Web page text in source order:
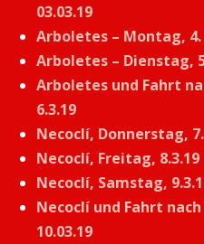
03.03.19
Arboletes – Montag, 4.
Arboletes – Dienstag,
Arboletes und Fahrt
6.3.19
Necoclí, Donnerstag,
Necoclí, Freitag, 8.3.19
Necoclí, Samstag,
Necoclí und Fahrt
10.03.19